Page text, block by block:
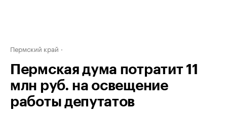
Пермский край
Пермская дума потратит 11
млн руб. на освещение
работы депутатов